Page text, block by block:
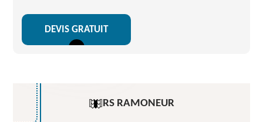
DEVIS GRATUIT
RS RAMONEUR